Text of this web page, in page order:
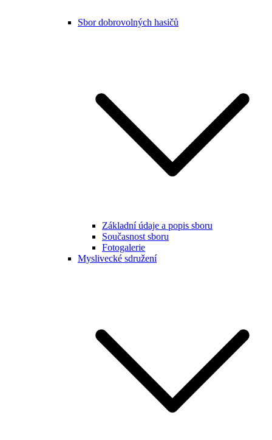
Sbor dobrovolných hasičů
Základní údaje a popis sboru
Současnost sboru
Fotogalerie
Myslivecké sdružení